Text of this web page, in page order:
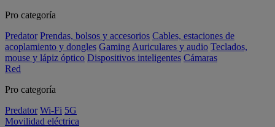
Pro categoría
Predator Prendas, bolsos y accesorios Cables, estaciones de
acoplamiento y dongles Gaming Auriculares y audio Teclados,
mouse y lápiz óptico Dispositivos inteligentes Cámaras
Red
Pro categoría
Predator Wi-Fi 5G
Movilidad eléctrica